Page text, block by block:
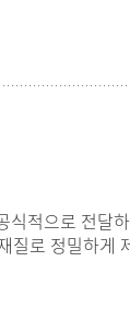
적으로 전달
질로 정밀하게